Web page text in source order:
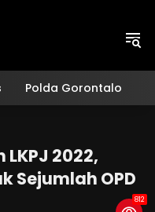
Polda Gorontalo
2022,
Sejumlah OPD
812